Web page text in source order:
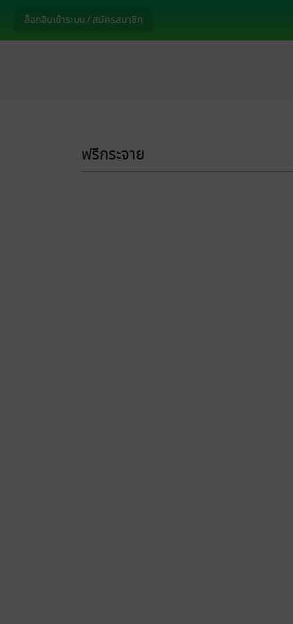
ล็อกอินเข้าระบบ / สมัครสมาชิก
ฟรีกระจาย